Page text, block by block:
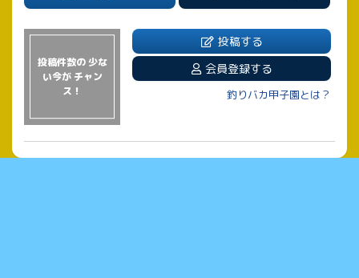
投稿件数の 少な
い今が チャン
ス！
投稿する
会員登録する
釣りバカ甲子園とは？